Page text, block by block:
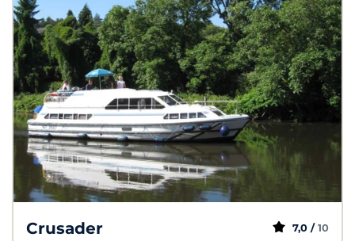
Crusader 7,0 / 10